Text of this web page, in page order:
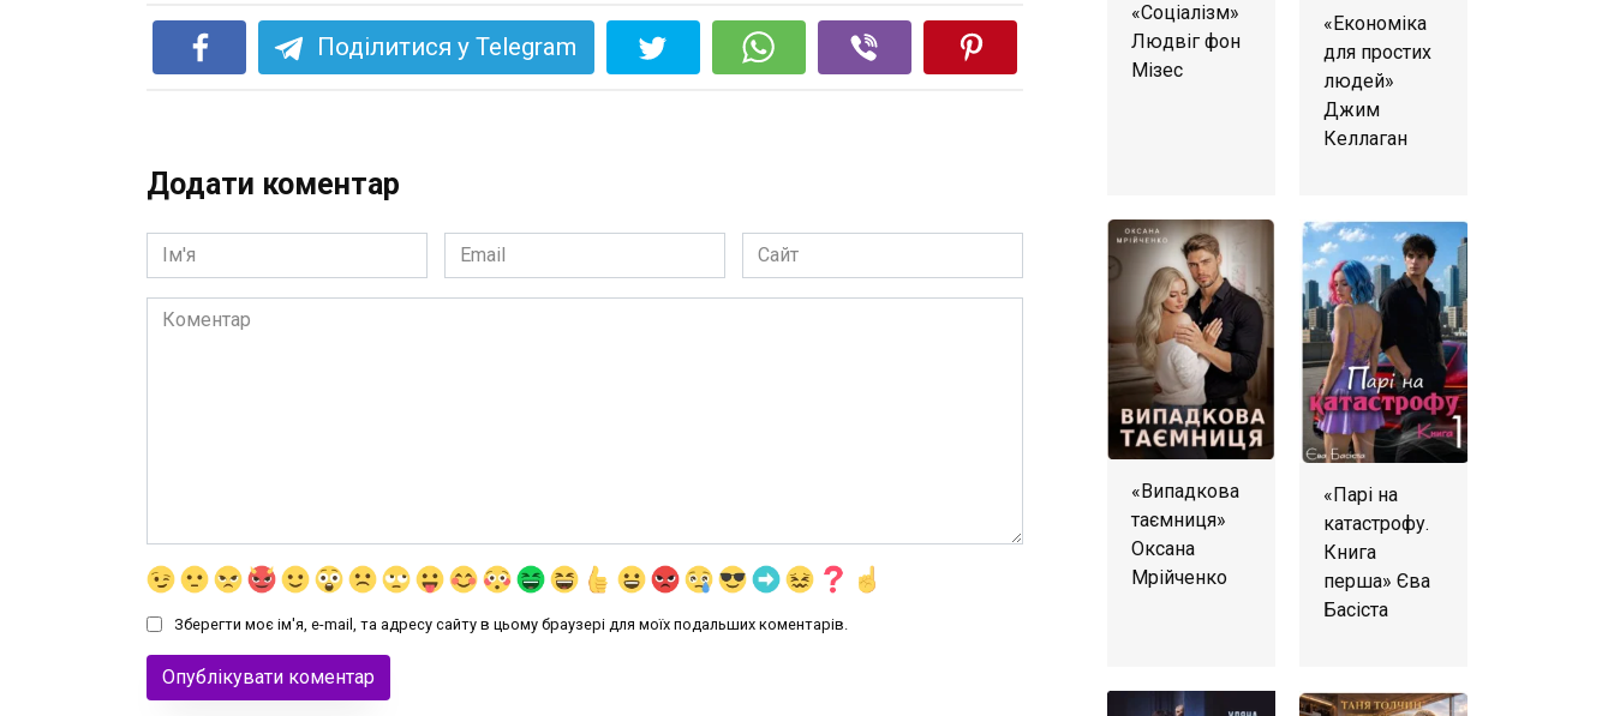
Поділитися у Telegram
Додати коментар
Ім'я
*
Email
*
Сайт
Коментар
Зберегти моє ім'я, e-mail, та адресу сайту в цьому браузері для моїх подальших коментарів.
«Соціалізм»
Людвіг фон
Мізес
«Економіка
для простих
людей»
Джим
Келлаган
«Випадкова
таємниця»
Оксана
Мрійченко
«Парі на
катастрофу.
Книга
перша» Єва
Басіста